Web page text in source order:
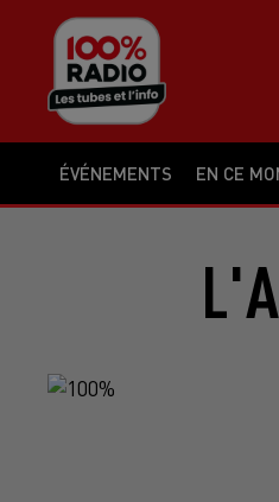
ÉVÉNEMENTS EN CE